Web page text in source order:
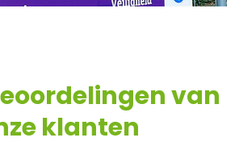
van
klanten